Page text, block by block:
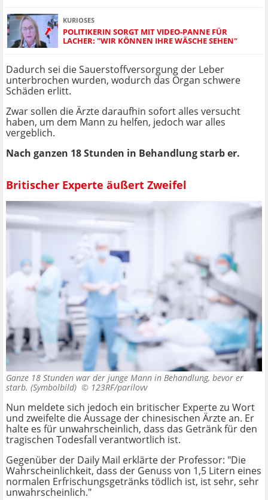
KURIOSES
POLITIKERIN SORGT MIT VIDEO-PANNE FÜR
LACHER: "WIR KÖNNEN IHRE WÄSCHE SEHEN"
Dadurch sei die Sauerstoffversorgung der Leber
unterbrochen wurden, wodurch das Organ schwere
Schäden erlitt.
Zwar sollen die Ärzte daraufhin sofort alles versucht
haben, um dem Mann zu helfen, jedoch war alles
vergeblich.
Nach ganzen 18 Stunden in Behandlung starb er.
Britischer Experte äußert Zweifel
Ganze 18 Stunden war der junge Mann in Behandlung, bevor er
starb. (Symbolbild) © 123RF/parilovv
Nun meldete sich jedoch ein britischer Experte zu Wort
und zweifelte die Aussage der chinesischen Ärzte an. Er
halte es für unwahrscheinlich, dass das Getränk für den
tragischen Todesfall verantwortlich ist.
Gegenüber der Daily Mail erklärte der Professor: "Die
Wahrscheinlichkeit, dass der Genuss von 1,5 Litern eines
normalen Erfrischungsgetränks tödlich ist, ist sehr, sehr
unwahrscheinlich."